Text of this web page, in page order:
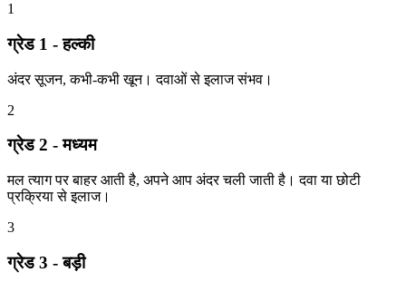
1
ग्रेड 1 - हल्की
अंदर सूजन, कभी-कभी खून। दवाओं से इलाज संभव।
2
ग्रेड 2 - मध्यम
मल त्याग पर बाहर आती है, अपने आप अंदर चली जाती है। दवा या छोटी
प्रक्रिया से इलाज।
3
ग्रेड 3 - बड़ी